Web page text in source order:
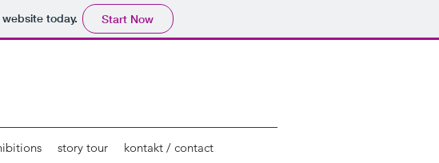
today. Start Now
story tour kontakt / contact